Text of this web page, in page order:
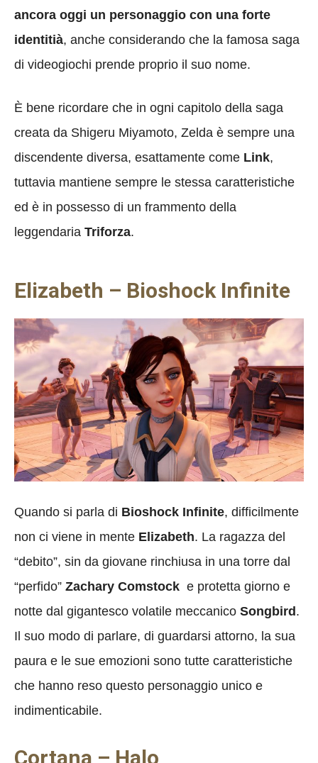
ancora oggi un personaggio con una forte
identitià, anche considerando che la famosa saga
di videogiochi prende proprio il suo nome.
È bene ricordare che in ogni capitolo della saga
creata da Shigeru Miyamoto, Zelda è sempre una
discendente diversa, esattamente come Link,
tuttavia mantiene sempre le stessa caratteristiche
ed è in possesso di un frammento della
leggendaria Triforza.
Elizabeth – Bioshock Infinite
Quando si parla di Bioshock Infinite, difficilmente
non ci viene in mente Elizabeth. La ragazza del
“debito”, sin da giovane rinchiusa in una torre dal
“perfido” Zachary Comstock e protetta giorno e
notte dal gigantesco volatile meccanico Songbird.
Il suo modo di parlare, di guardarsi attorno, la sua
paura e le sue emozioni sono tutte caratteristiche
che hanno reso questo personaggio unico e
indimenticabile.
Cortana – Halo